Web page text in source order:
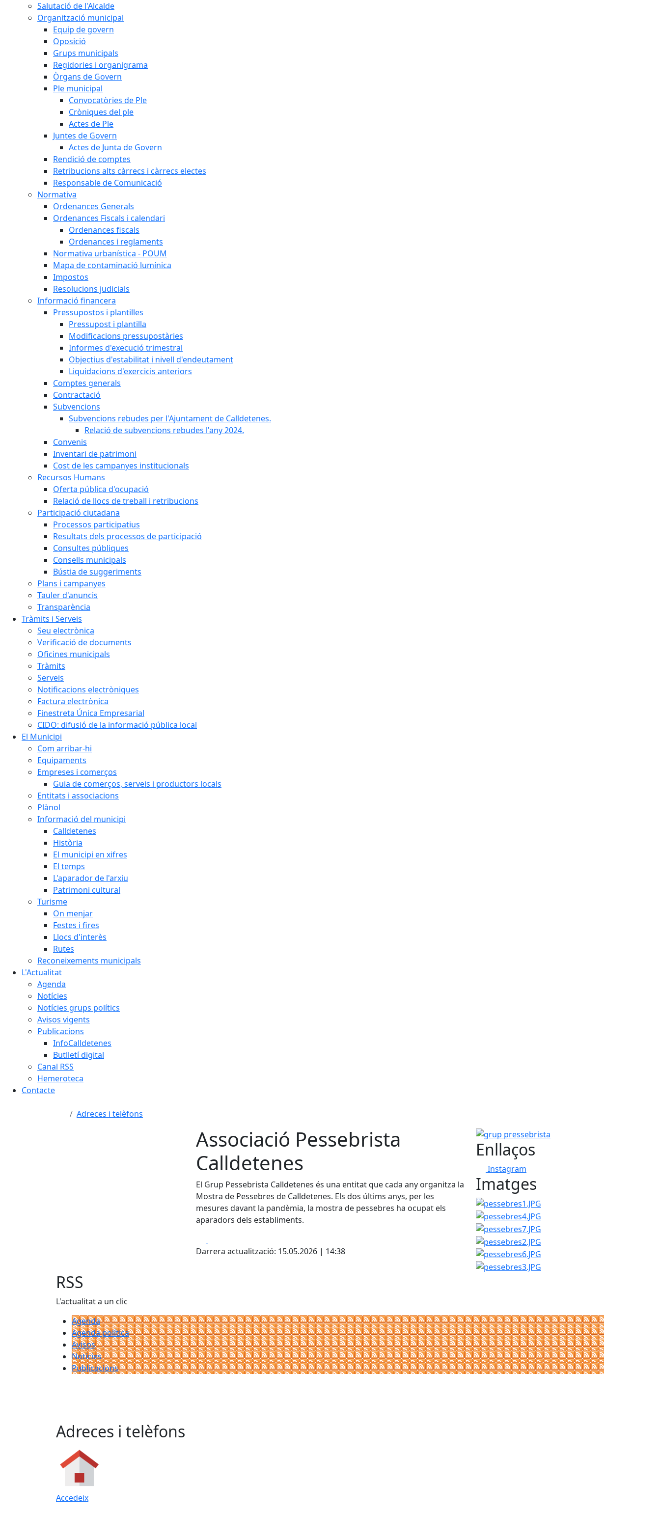
Salutació de l'Alcalde
Organització municipal
Equip de govern
Oposició
Grups municipals
Regidories i organigrama
Òrgans de Govern
Ple municipal
Convocatòries de Ple
Cròniques del ple
Actes de Ple
Juntes de Govern
Actes de Junta de Govern
Rendició de comptes
Retribucions alts càrrecs i càrrecs electes
Responsable de Comunicació
Normativa
Ordenances Generals
Ordenances Fiscals i calendari
Ordenances fiscals
Ordenances i reglaments
Normativa urbanística - POUM
Mapa de contaminació lumínica
Impostos
Resolucions judicials
Informació financera
Pressupostos i plantilles
Pressupost i plantilla
Modificacions pressupostàries
Informes d'execució trimestral
Objectius d'estabilitat i nivell d'endeutament
Liquidacions d'exercicis anteriors
Comptes generals
Contractació
Subvencions
Subvencions rebudes per l'Ajuntament de Calldetenes.
Relació de subvencions rebudes l'any 2024.
Convenis
Inventari de patrimoni
Cost de les campanyes institucionals
Recursos Humans
Oferta pública d'ocupació
Relació de llocs de treball i retribucions
Participació ciutadana
Processos participatius
Resultats dels processos de participació
Consultes públiques
Consells municipals
Bústia de suggeriments
Plans i campanyes
Tauler d'anuncis
Transparència
Tràmits i Serveis
Seu electrònica
Verificació de documents
Oficines municipals
Tràmits
Serveis
Notificacions electròniques
Factura electrònica
Finestreta Única Empresarial
CIDO: difusió de la informació pública local
El Municipi
Com arribar-hi
Equipaments
Empreses i comerços
Guia de comerços, serveis i productors locals
Entitats i associacions
Plànol
Informació del municipi
Calldetenes
Història
El municipi en xifres
El temps
L'aparador de l'arxiu
Patrimoni cultural
Turisme
On menjar
Festes i fires
Llocs d'interès
Rutes
Reconeixements municipals
L'Actualitat
Agenda
Notícies
Notícies grups polítics
Avisos vigents
Publicacions
InfoCalldetenes
Butlletí digital
Canal RSS
Hemeroteca
Contacte
Adreces i telèfons
Associació Pessebrista
Calldetenes
El Grup Pessebrista Calldetenes és una entitat que cada any organitza la
Mostra de Pessebres de Calldetenes. Els dos últims anys, per les
mesures davant la pandèmia, la mostra de pessebres ha ocupat els
aparadors dels establiments.
Darrera actualització: 15.05.2026 | 14:38
grup pressebrista
Enllaços
Instagram
Imatges
pessebres1.JPG
RSS
L'actualitat a un clic
Agenda
Agenda política
Avisos
Notícies
Publicacions
Adreces i telèfons
Accedeix